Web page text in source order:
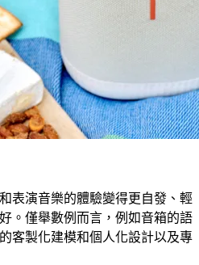
表演音樂的體驗變得更自發、輕
。僅舉數例而言，例如音箱的語
客製化建模和個人化設計以及專